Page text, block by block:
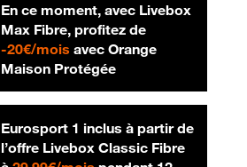
En ce moment, avec Livebox
Max Fibre, profitez de
-20€/mois20 € par mois
avec Orange
Maison Protégée
Eurosport 1 inclus à partir de
l’offre Livebox Classic Fibre